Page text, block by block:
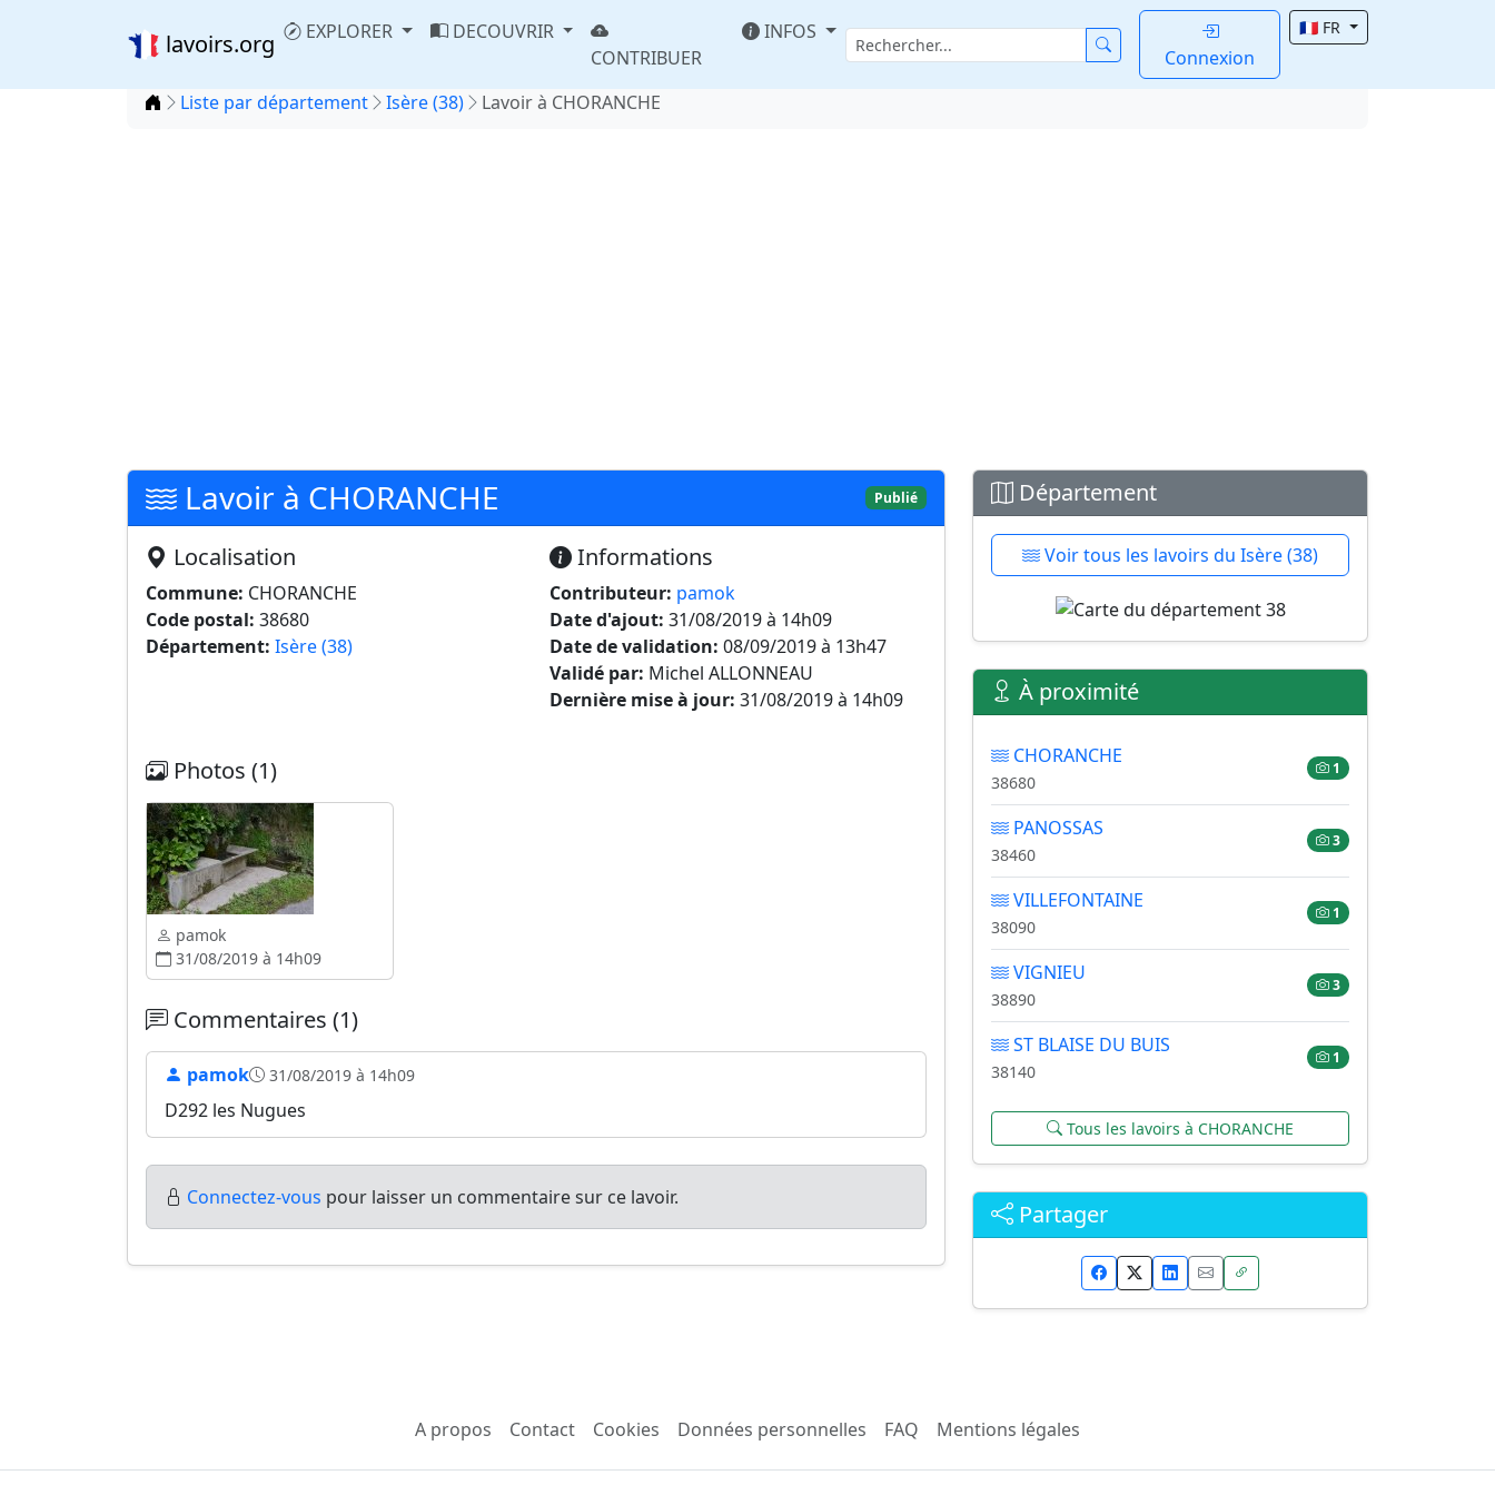
lavoirs.org EXPLORER
DECOUVRIR
CONTRIBUER
INFOS
Connexion
🇫🇷 FR
Accueil
Liste par département Isère (38) Lavoir à CHORANCHE
Lavoir à CHORANCHE Publié
Localisation
Commune: CHORANCHE
Code postal: 38680
Département: Isère (38)
Informations
Contributeur: pamok
Date d'ajout: 31/08/2019 à 14h09
Date de validation: 08/09/2019 à 13h47
Validé par: Michel ALLONNEAU
Dernière mise à jour: 31/08/2019 à 14h09
Photos (1)
pamok
31/08/2019 à 14h09
Commentaires (1)
pamok 31/08/2019 à 14h09
D292 les Nugues
Connectez-vous pour laisser un commentaire sur ce lavoir.
Département
Voir tous les lavoirs du Isère (38)
À proximité
CHORANCHE
38680
1
PANOSSAS
38460
3
VILLEFONTAINE
38090
1
VIGNIEU
38890
3
ST BLAISE DU BUIS
38140
1
Tous les lavoirs à CHORANCHE
Partager
A propos Contact Cookies Données personnelles FAQ Mentions légales